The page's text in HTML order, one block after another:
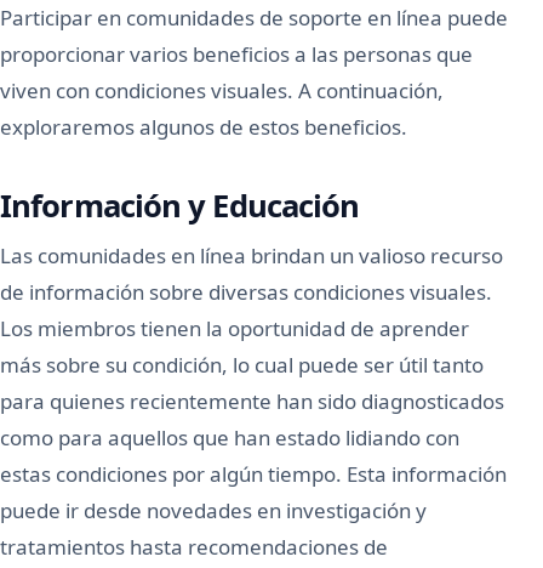
Participar en comunidades de soporte en línea puede
proporcionar varios beneficios a las personas que
viven con condiciones visuales. A continuación,
exploraremos algunos de estos beneficios.
Información y Educación
Las comunidades en línea brindan un valioso recurso
de información sobre diversas condiciones visuales.
Los miembros tienen la oportunidad de aprender
más sobre su condición, lo cual puede ser útil tanto
para quienes recientemente han sido diagnosticados
como para aquellos que han estado lidiando con
estas condiciones por algún tiempo. Esta información
puede ir desde novedades en investigación y
tratamientos hasta recomendaciones de